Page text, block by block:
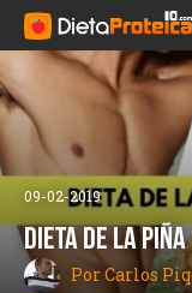
Inicio
Adelgazar Rápido
Dietas para bajar
Pastillas para
09-02-2019
DIETA DE LA PIÑA
Por Carlos